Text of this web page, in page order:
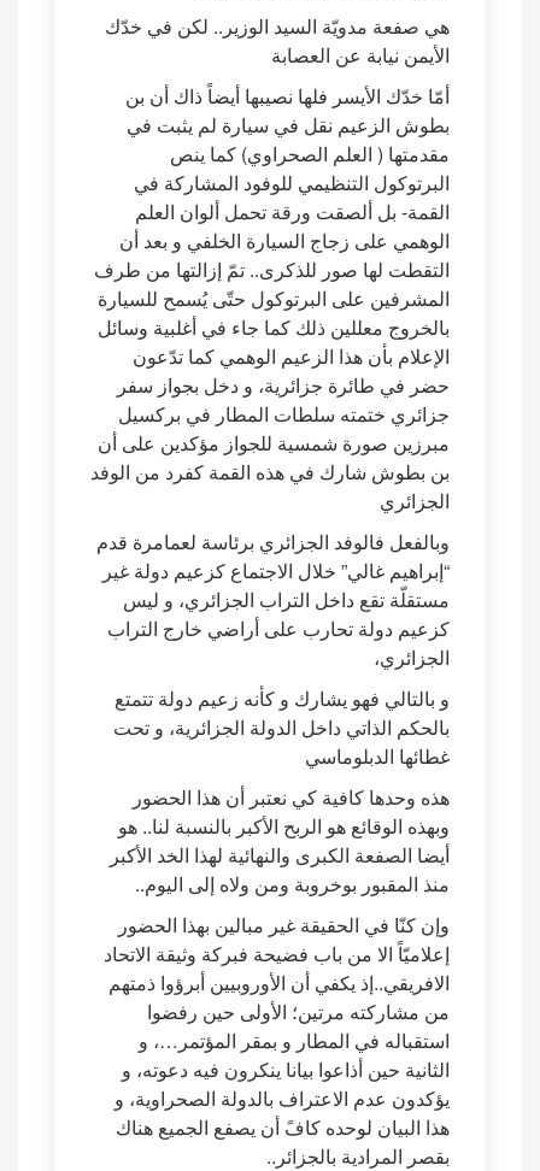
هي صفعة مدويّة السيد الوزير.. لكن في خدّك
الأيمن نيابة عن العصابة
أمّا خدّك الأيسر فلها نصيبها أيضاً ذاك أن بن
بطوش الزعيم نقل في سيارة لم يثبت في
مقدمتها ( العلم الصحراوي) كما ينص
البرتوكول التنظيمي للوفود المشاركة في
القمة- بل ألصقت ورقة تحمل ألوان العلم
الوهمي على زجاج السيارة الخلفي و بعد أن
التقطت لها صور للذكرى.. تمّ إزالتها من طرف
المشرفين على البرتوكول حتّى يُسمح للسيارة
بالخروج معللين ذلك كما جاء في أغلبية وسائل
الإعلام بأن هذا الزعيم الوهمي كما تدّعون
حضر في طائرة جزائرية، و دخل بجواز سفر
جزائري ختمته سلطات المطار في بركسيل
مبرزين صورة شمسية للجواز مؤكدين على أن
بن بطوش شارك في هذه القمة كفرد من الوفد
الجزائري
وبالفعل فالوفد الجزائري برئاسة لعمامرة قدم
“إبراهيم غالي” خلال الاجتماع كزعيم دولة غير
مستقلّة تقع داخل التراب الجزائري، و ليس
كزعيم دولة تحارب على أراضي خارج التراب
الجزائري،
و بالتالي فهو يشارك و كأنه زعيم دولة تتمتع
بالحكم الذاتي داخل الدولة الجزائرية، و تحت
غطائها الدبلوماسي
هذه وحدها كافية كي نعتبر أن هذا الحضور
وبهذه الوقائع هو الربح الأكبر بالنسبة لنا.. هو
أيضا الصفعة الكبرى والنهائية لهذا الخد الأكبر
منذ المقبور بوخروبة ومن ولاه إلى اليوم..
وإن كنّا في الحقيقة غير مبالين بهذا الحضور
إعلاميّاً الا من باب فضيحة فبركة وثيقة الاتحاد
الافريقي..إذ يكفي أن الأوروبيين أبرؤوا ذمتهم
من مشاركته مرتين؛ الأولى حين رفضوا
استقباله في المطار و بمقر المؤتمر…، و
الثانية حين أذاعوا بيانا ينكرون فيه دعوته، و
يؤكدون عدم الاعتراف بالدولة الصحراوية، و
هذا البيان لوحده كافً أن يصفع الجميع هناك
بقصر المرادية بالجزائر..